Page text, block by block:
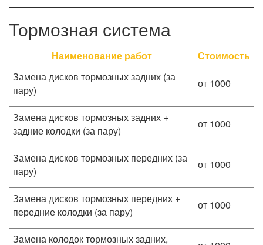
Тормозная система
Наименование работ
Стоимость
Замена дисков тормозных задних (за
пару)
от 1000
Замена дисков тормозных задних +
задние колодки (за пару)
от 1000
Замена дисков тормозных передних (за
пару)
от 1000
Замена дисков тормозных передних +
передние колодки (за пару)
от 1000
Замена колодок тормозных задних,